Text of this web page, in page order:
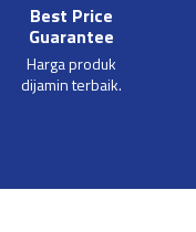
Best Price
Guarantee
Harga produk
dijamin terbaik.